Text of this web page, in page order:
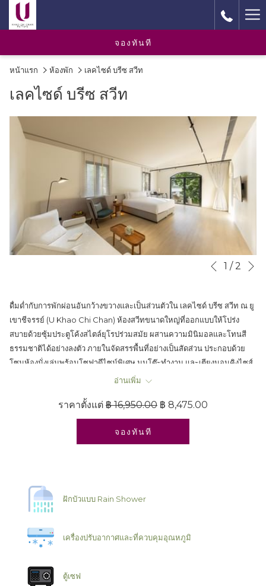
จองทันที
หน้าแรก ห้องพัก เลคไซด์ บรีซ สวีท
เลคไซด์ บรีซ สวีท
Slideshow
Clicking
following
links
will
update
the
Previous
1 /2
ดื่มด่ำกับการพักผ่อนอันกว้างขวางและเป็นส่วนตัวใน เลคไซด์ บรีซ สวีท ณ ยู
เขาชีจรรย์ (U Khao Chi Chan) ห้องสวีทขนาดใหญ่ที่ออกแบบให้โปร่ง
สบายด้วยซุ้มประตูโค้งสไตล์ยุโรปร่วมสมัย ผสานความมินิมอลและโทนสี
ธรรมชาติได้อย่างลงตัว ภายในจัดสรรพื้นที่อย่างเป็นสัดส่วน ประกอบด้วย
โซนห้องนั่งเล่นพร้อมโซฟาดีไซน์พิเศษ มุมโต๊ะทำงาน และเตียงนอนคิงไซส์
หนานุ่ม ประตูกระจกบานโค้งเปิดออกสู่ระเบียงส่วนตัวดีไซน์เหล็กดัดอย่าง
ทะเลสาบใกล้เขาชีจรรย์ สัตหีบ และนาจอมเทียน
อ่านเพิ่ม
ราคาตั้งแต่ ฿ 16,950.00 ฿ 8,475.00
จองทันที
ฝักบัวแบบ Rain Shower
เครื่องปรับอากาศและที่ควบคุมอุณหภูมิ
ตู้เซฟ